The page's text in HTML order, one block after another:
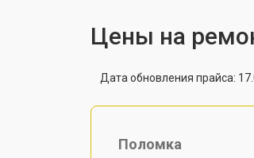
Цены на
Дата обновления прайса:
Поломка